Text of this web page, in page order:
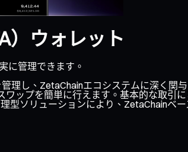
）ウォレット
に管理できます。
理し、ZetaChainエコシステムに深く関
ワップを簡単に行えます。基本的な取引
型ソリューションにより、ZetaChainベ